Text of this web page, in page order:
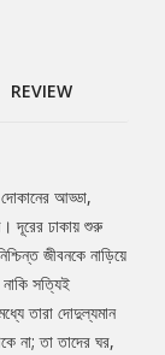
REVIEW
আড্ডা,
দূরের ঢাকায় শুরু
জীবনকে নাড়িয়ে
সত্যিই
তারা দোদুল্যমান
না; তা তাদের ঘর,